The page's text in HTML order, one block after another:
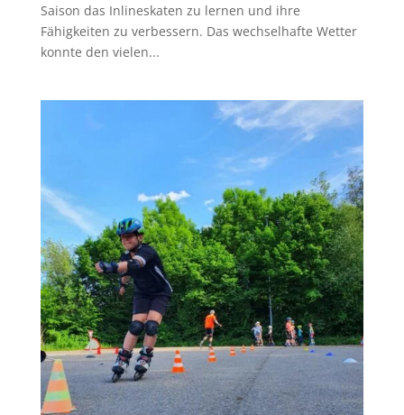
Saison das Inlineskaten zu lernen und ihre
Fähigkeiten zu verbessern. Das wechselhafte Wetter
konnte den vielen...